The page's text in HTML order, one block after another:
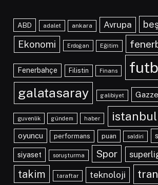
ABD adalet ankara Avrupa
Ekonomi Erdoğan Eğitim
Fenerbahçe Filistin Finans
galatasaray galibiyet Gazze
guvenlik gündem haber istanbul
oyuncu performans puan saldiri
siyaset soruşturma Spor
takim taraftar teknoloji